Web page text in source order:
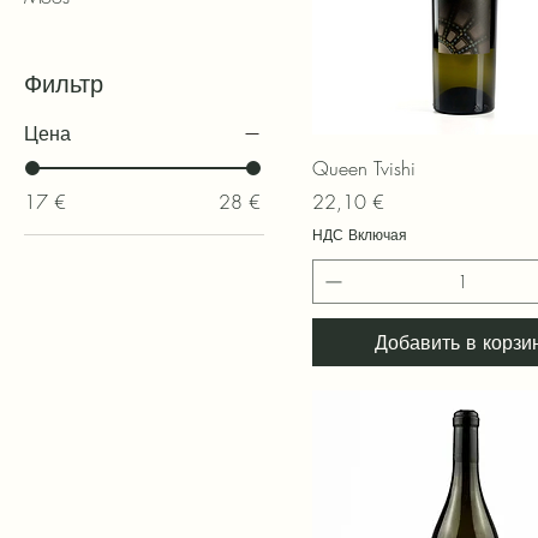
Фильтр
Цена
17 € 28 €
Быстрый просмотр
Queen Tvishi
Цена
22,10 €
НДС Включая
Добавить в